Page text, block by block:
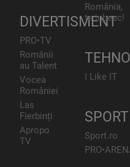
DIVERTISMENT
PRO•TV
Românii
au Talent
Vocea
României
Las
Fierbinți
Apropo
TV
România,
te iubesc!
I Like IT
SPORT
Sport.ro